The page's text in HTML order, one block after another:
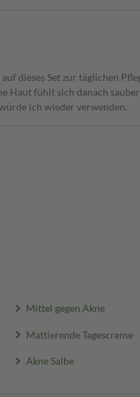
dieses Set zur täglichen
fühlt sich danach
ich wieder verwenden.
Mittel gegen Akne
Mattierende Tagescreme
Akne Salbe